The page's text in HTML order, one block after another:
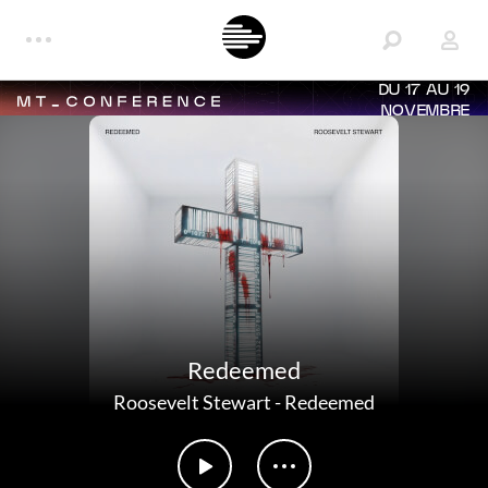
DU 17 AU 19
NOVEMBRE
Redeemed
Roosevelt Stewart-Redeemed